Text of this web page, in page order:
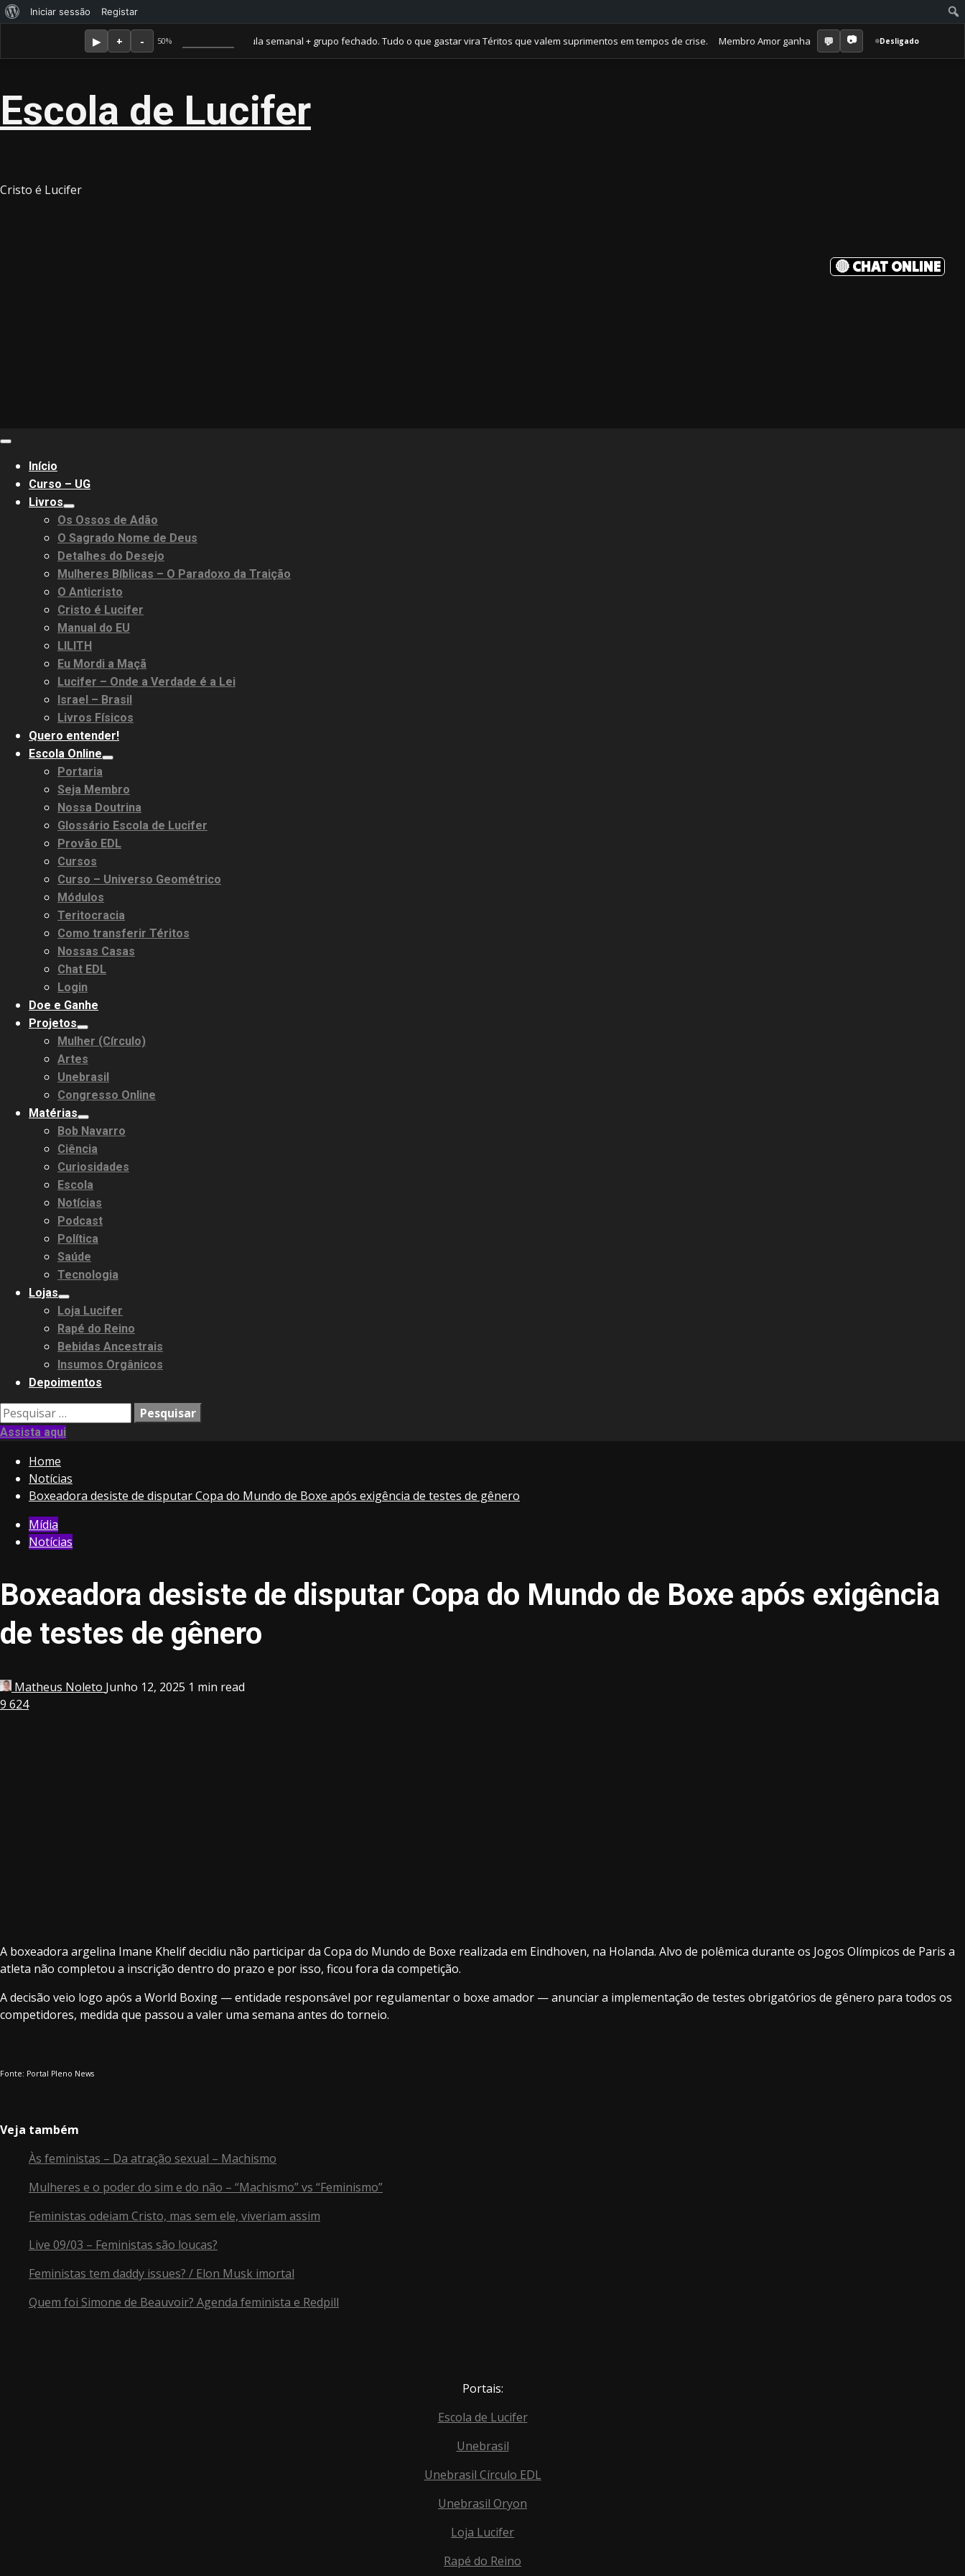
50%
Membro Amor ganha jornal mensal + aula semanal + grupo fechado. Tudo o que gastar vira Téritos que valem suprimentos em tempos de crise. Membro Amor ganha jornal mensal + aula semanal +
Desligado
Sobre
WordPress
Iniciar sessão Registar
Escola de Lucifer
Cristo é Lucifer
🔴 CHAT ONLINE
Primary
MenuInício
Curso – UG
Livros
Os Ossos de Adão
O Sagrado Nome de Deus
Detalhes do Desejo
Mulheres Bíblicas – O Paradoxo da Traição
O Anticristo
Cristo é Lucifer
Manual do EU
LILITH
Eu Mordi a Maçã
Lucifer – Onde a Verdade é a Lei
Israel – Brasil
Livros Físicos
Quero entender!
Escola Online
Portaria
Seja Membro
Nossa Doutrina
Glossário Escola de Lucifer
Provão EDL
Cursos
Curso – Universo Geométrico
Módulos
Teritocracia
Como transferir Téritos
Nossas Casas
Chat EDL
Login
Doe e Ganhe
Projetos
Mulher (Círculo)
Artes
Unebrasil
Congresso Online
Matérias
Bob Navarro
Ciência
Curiosidades
Escola
Notícias
Podcast
Política
Saúde
Tecnologia
Lojas
Loja Lucifer
Rapé do Reino
Bebidas Ancestrais
Insumos Orgânicos
Depoimentos
Pesquisar
por:
Assista aqui
Home
Notícias
Boxeadora desiste de disputar Copa do Mundo de Boxe após exigência de testes de gênero
Mídia
Notícias
Boxeadora desiste de disputar Copa do Mundo de Boxe após exigência
de testes de gênero
Matheus Noleto Junho 12, 2025 1 min read
9 624
A boxeadora argelina Imane Khelif decidiu não participar da Copa do Mundo de Boxe realizada em Eindhoven, na Holanda. Alvo de polêmica durante os Jogos Olímpicos de Paris a
atleta não completou a inscrição dentro do prazo e por isso, ficou fora da competição.
A decisão veio logo após a World Boxing — entidade responsável por regulamentar o boxe amador — anunciar a implementação de testes obrigatórios de gênero para todos os
competidores, medida que passou a valer uma semana antes do torneio.
Fonte: Portal Pleno News
Veja também
Às feministas – Da atração sexual – Machismo
Mulheres e o poder do sim e do não – “Machismo” vs “Feminismo”
Feministas odeiam Cristo, mas sem ele, viveriam assim
Live 09/03 – Feministas são loucas?
Feministas tem daddy issues? / Elon Musk imortal
Quem foi Simone de Beauvoir? Agenda feminista e Redpill
Portais:
Escola de Lucifer
Unebrasil
Unebrasil Círculo EDL
Unebrasil Oryon
Loja Lucifer
Rapé do Reino